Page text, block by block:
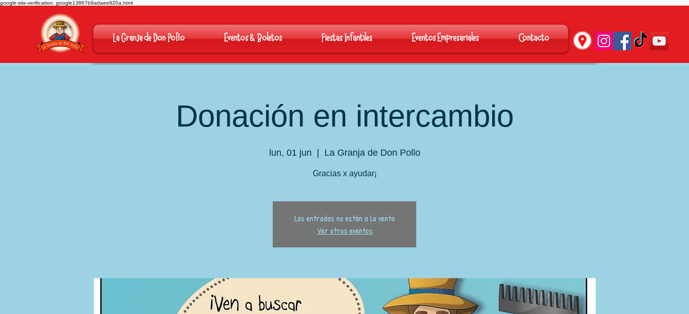
google-site-verification: google13867b9adaee820a.html
La Granja de Don Pollo Eventos & Boletos Fiestas Infantiles Eventos Empresariales Contacto ´
Donación en intercambio
lun, 01 jun La Granja de Don Pollo
Gracias x ayudar¡
Las entradas no están a la venta
Ver otros eventos